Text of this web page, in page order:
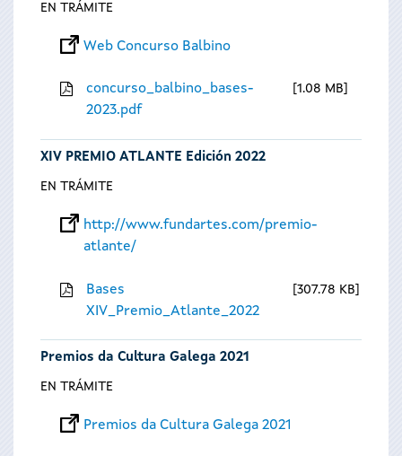
EN TRÁMITE
Web Concurso Balbino
concurso_balbino_bases-
2023.pdf
1.08 MB
XIV PREMIO ATLANTE Edición 2022
EN TRÁMITE
http://www.fundartes.com/premio-
atlante/
Bases
XIV_Premio_Atlante_2022
307.78 KB
Premios da Cultura Galega 2021
EN TRÁMITE
Premios da Cultura Galega 2021